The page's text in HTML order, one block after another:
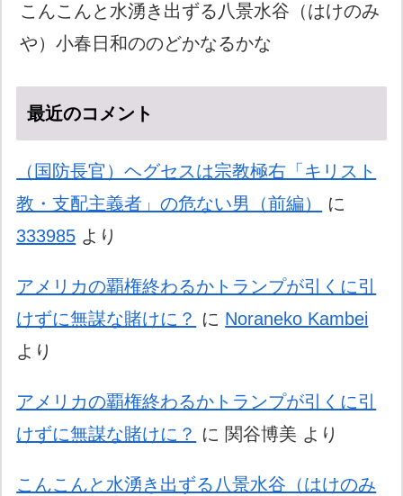
こんこんと水湧き出ずる八景水谷（はけのみ
や）小春日和ののどかなるかな
最近のコメント
（国防長官）ヘグセスは宗教極右「キリスト
教・支配主義者」の危ない男（前編）
に
333985 より
アメリカの覇権終わるかトランプが引くに引
けずに無謀な賭けに？ に Noraneko Kambei
より
アメリカの覇権終わるかトランプが引くに引
けずに無謀な賭けに？ に 関谷博美 より
こんこんと水湧き出ずる八景水谷（はけのみ